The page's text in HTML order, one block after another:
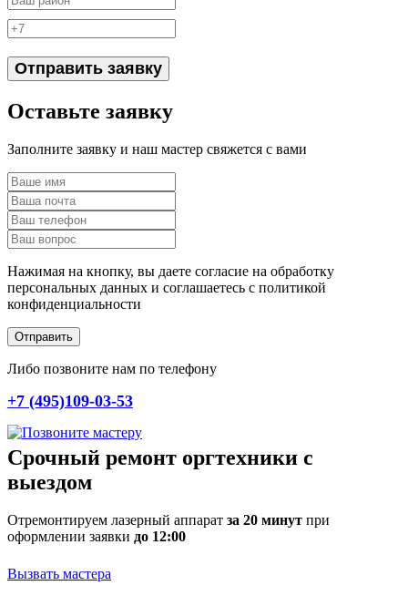
Отправить заявку
Оставьте заявку
Заполните заявку и наш мастер свяжется с вами
Нажимая на кнопку, вы даете согласие на обработку
персональных данных и соглашаетесь c политикой
конфиденциальности
Отправить
Либо позвоните нам по телефону
+7 (495)109-03-53
Срочный ремонт оргтехники с
выездом
Отремонтируем лазерный аппарат за 20 минут при
оформлении заявки до 12:00
Вызвать мастера